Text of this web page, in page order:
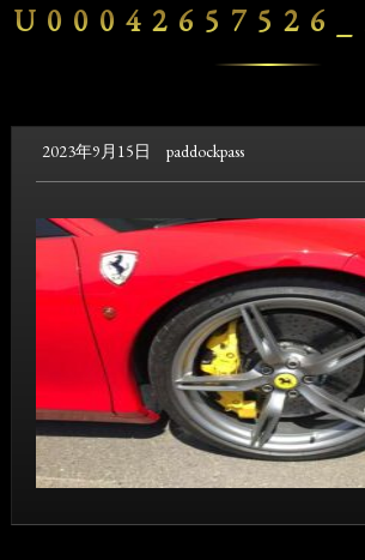
2023年9月15日 paddockpass